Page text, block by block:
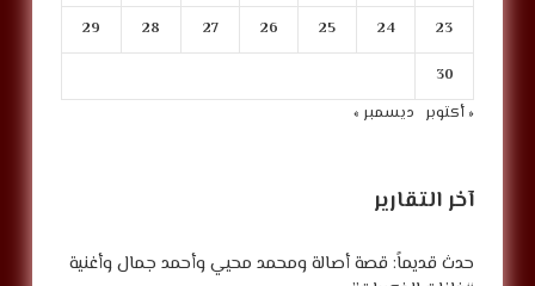
23
24
25
26
27
28
29
30
« أكتوبر ديسمبر »
آخر التقارير
حدث قديماً: قصة أصالة ومحمد محيي وأحمد جمال وأغنية